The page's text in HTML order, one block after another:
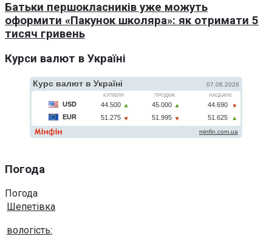
Батьки першокласників уже можуть
оформити «Пакунок школяра»: як отримати 5
тисяч гривень
Курси валют в Україні
Погода
Погода
Шепетівка
вологість: